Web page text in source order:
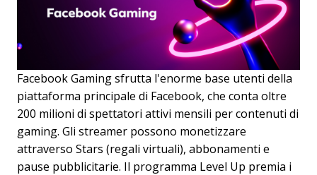
Facebook Gaming sfrutta l'enorme base utenti della
piattaforma principale di Facebook, che conta oltre
200 milioni di spettatori attivi mensili per contenuti di
gaming. Gli streamer possono monetizzare
attraverso Stars (regali virtuali), abbonamenti e
pause pubblicitarie. Il programma Level Up premia i